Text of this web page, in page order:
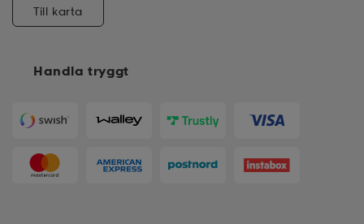
Handla tryggt
Till karta